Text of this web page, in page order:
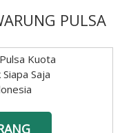
PULSA
Kuota
Saja